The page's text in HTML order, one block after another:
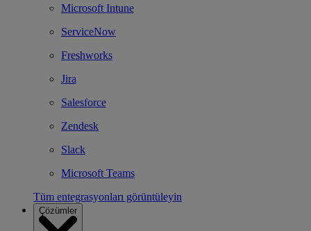
Microsoft Intune
ServiceNow
Freshworks
Jira
Salesforce
Zendesk
Slack
Microsoft Teams
Tüm entegrasyonları görüntüleyin
Çözümler